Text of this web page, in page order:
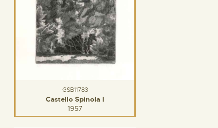
GSB11783
Castello Spinola I
1957